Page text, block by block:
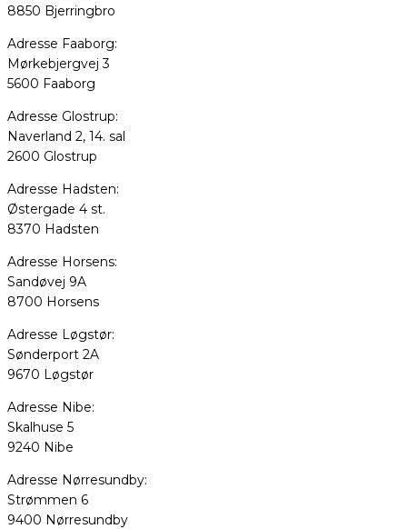
8850 Bjerringbro
Adresse Faaborg:
Mørkebjergvej 3
5600 Faaborg
Adresse Glostrup:
Naverland 2, 14. sal
2600 Glostrup
Adresse Hadsten:
Østergade 4 st.
8370 Hadsten
Adresse Horsens:
Sandøvej 9A
8700 Horsens
Adresse Løgstør:
Sønderport 2A
9670 Løgstør
Adresse Nibe:
Skalhuse 5
9240 Nibe
Adresse Nørresundby:
Strømmen 6
9400 Nørresundby